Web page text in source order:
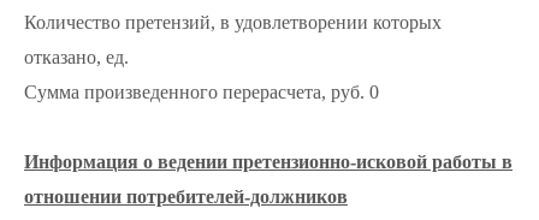
Количество претензий, в удовлетворении которых
отказано, ед.
Сумма произведенного перерасчета, руб. 0
Информация о ведении претензионно-исковой работы в
отношении потребителей-должников